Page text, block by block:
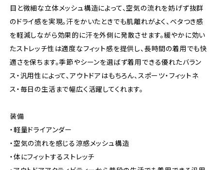
目と微細な立体メッシュ構造によって、空気の流れを妨げず抜群
のドライ感を実現。汗をかいたときでも肌離れがよく、ベタつき感
を軽減しながら効果的に汗を外側に発散させます。緩やかに効い
たストレッチ性は適度なフィット感を提供し、長時間の着用でも快
適さを保ちます。季節やシーンを選ばず着用できる優れたバラン
ス・汎用性によって、アウトドアはもちろん、スポーツ・フィットネ
ス・毎日の生活まで幅広く活躍してくれます。
装備
・軽量ドライアンダー
・空気の流れを感じる涼感メッシュ構造
・体にフィットするストレッチ